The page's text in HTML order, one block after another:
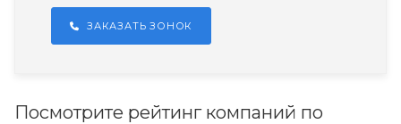
ЗАКАЗАТЬ ЗОНОК
Посмотрите рейтинг компаний по